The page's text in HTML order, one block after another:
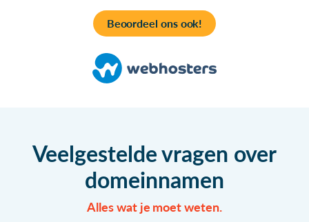
Beoordeel ons ook!
Veelgestelde vragen over
domeinnamen
Alles wat je moet weten.